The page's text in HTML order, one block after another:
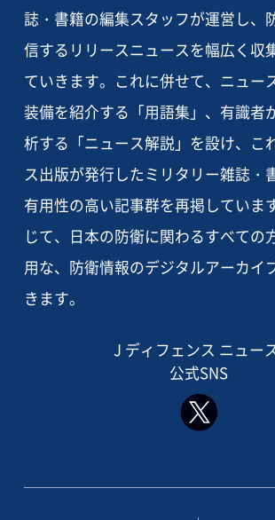
誌・書籍の編集スタッフが運営し、
信するリリースニュースを幅広く収
ていきます。これに併せて、ニュー
装備を紹介する「用語集」、有識者
析する「ニュース解説」を設け、こ
ス出版が発行したミリタリー雑誌・
有用性の高い記事群を再掲していま
じて、日本の防衛に関わるすべての
用な、防衛情報のデジタルアーカイ
きます。
J ディフェンス ニュー
公式SNS